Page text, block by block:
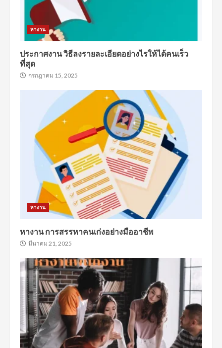
หางาน
ประกาศงาน วิธีลงรายละเอียดอย่างไรให้ได้คนเร็ว
ที่สุด
กรกฎาคม 15, 2025
หางาน
หางาน การสรรหาคนเก่งอย่างมืออาชีพ
มีนาคม 21, 2025